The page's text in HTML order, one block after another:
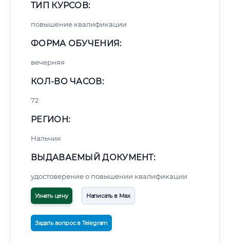
ТИП КУРСОВ:
повышение квалификации
ФОРМА ОБУЧЕНИЯ:
вечерняя
КОЛ-ВО ЧАСОВ:
72
РЕГИОН:
Нальчик
ВЫДАВАЕМЫЙ ДОКУМЕНТ:
удостоверение о повышении квалификации
Узнать цену Написать в Max
Задать вопрос в Telegram